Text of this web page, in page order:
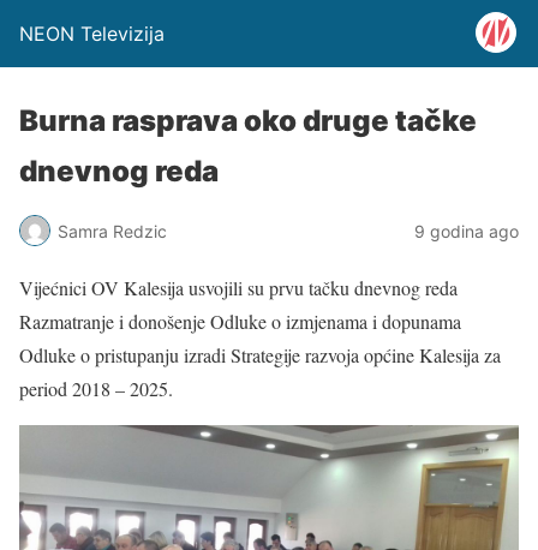
NEON Televizija
Burna rasprava oko druge tačke
dnevnog reda
Samra Redzic 9 godina ago
Vijećnici OV Kalesija usvojili su prvu tačku dnevnog reda
Razmatranje i donošenje Odluke o izmjenama i dopunama
Odluke o pristupanju izradi Strategije razvoja općine Kalesija za
period 2018 – 2025.